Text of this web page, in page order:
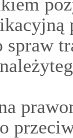
spraw